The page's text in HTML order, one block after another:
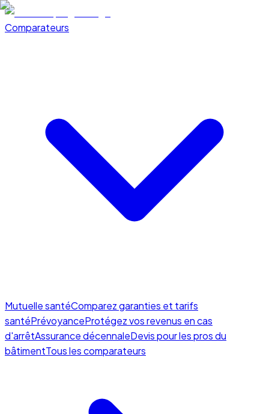
Comparateurs
Mutuelle santéComparez garanties et tarifs
santéPrévoyanceProtégez vos revenus en cas
d'arrêtAssurance décennaleDevis pour les pros du
bâtimentTous les comparateurs